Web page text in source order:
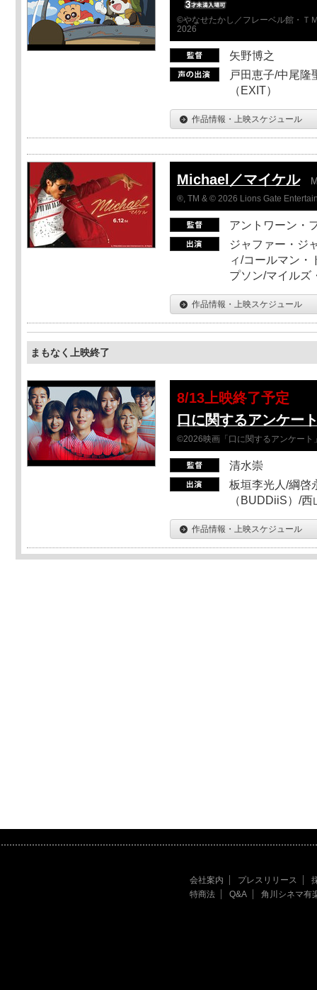
©やなせたかし／フレーベル館・Ｔ
2026
矢野博之
戸田恵子/中尾隆
（EXIT）
作品情報・上映スケジュール
Michael／マイケル
®, TM & © 2026 Lions Gate
アントワーン・
ジャファー・ジ
ィ/コールマン・
プソン/マイルズ
作品情報・上映スケジュール
まもなく上映終了
8/13上映終了予定
口に関するアンケー
©2026映画「口に関するアンケート
清水崇
板垣李光人/綱啓
（BUDDiiS）/
作品情報・上映スケジュール
会社案内 プレスリリース
特商法
Q&A 角川シネマ有